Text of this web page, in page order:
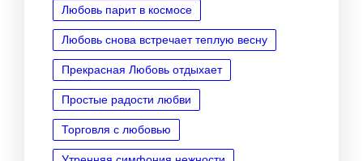
Любовь парит в космосе
Любовь снова встречает теплую весну
Прекрасная Любовь отдыхает
Простые радости любви
Торговля с любовью